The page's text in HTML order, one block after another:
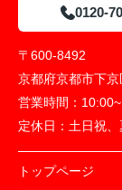
0120-
〒600-8492
京都府京都市下
営業時間：
定休日： 土日祝
トップページ